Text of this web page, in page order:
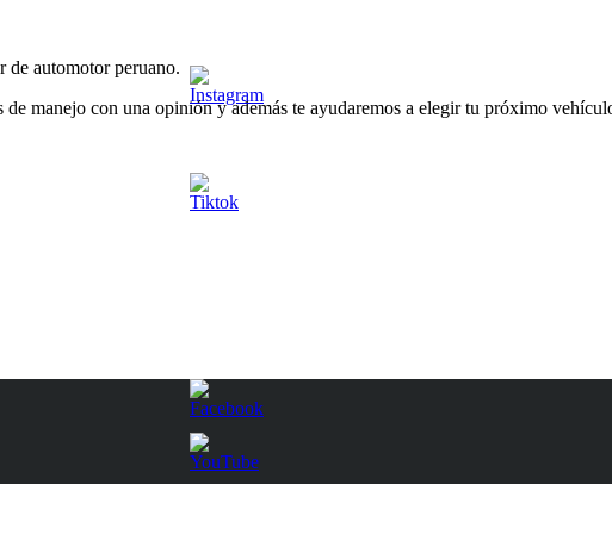
de automotor peruano.
manejo con una opinión y además te ayudaremos a elegir tu próximo